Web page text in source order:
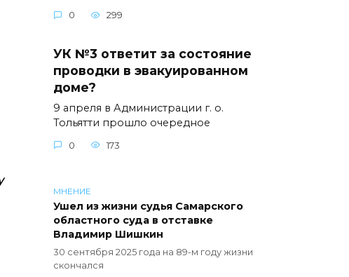
0 299
УК №3 ответит за состояние
проводки в эвакуированном
доме?
9 апреля в Администрации г. о.
Тольятти прошло очередное
0 173
МНЕНИЕ
Ушел из жизни судья Самарского
областного суда в отставке
Владимир Шишкин
30 сентября 2025 года на 89-м году жизни
скончался